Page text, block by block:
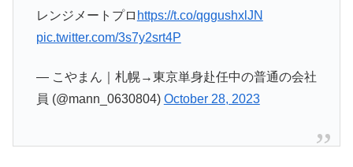
レンジメートプロ https://t.co/qggushxlJN
pic.twitter.com/3s7y2srt4P
— こやまん｜札幌→東京単身赴任中の普通の会社
員 (@mann_0630804) October 28, 2023